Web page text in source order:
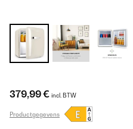
379,99 € incl. BTW
Productgegevens